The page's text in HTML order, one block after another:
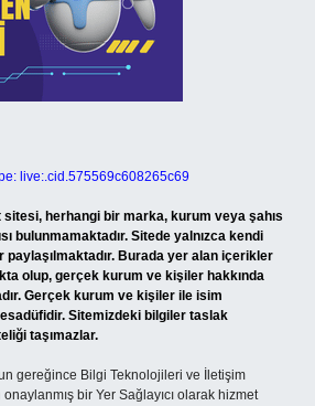
live:.cid.575569c608265c69
sitesi, herhangi bir marka, kurum veya şahıs
bulunmamaktadır. Sitede yalnızca kendi
paylaşılmaktadır. Burada yer alan içerikler
olup, gerçek kurum ve kişiler hakkında
Gerçek kurum ve kişiler ile isim
Sitemizdeki bilgiler taslak
taşımazlar.
gereğince Bilgi Teknolojileri ve İletişim
bir Yer Sağlayıcı olarak hizmet